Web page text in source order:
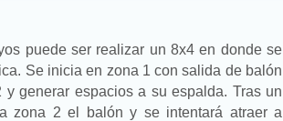
puede ser realizar un 8x4 en donde se
Se inicia en zona 1 con salida de balón
generar espacios a su espalda. Tras un
zona 2 el balón y se intentará atraer a